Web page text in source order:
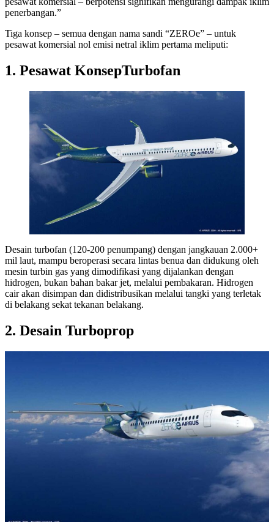
penerbangan.”
Tiga konsep – semua dengan nama sandi “ZEROe” – untuk
pesawat komersial nol emisi netral iklim pertama meliputi:
1. Pesawat KonsepTurbofan
Desain turbofan (120-200 penumpang) dengan jangkauan 2.000+
mil laut, mampu beroperasi secara lintas benua dan didukung oleh
mesin turbin gas yang dimodifikasi yang dijalankan dengan
hidrogen, bukan bahan bakar jet, melalui pembakaran. Hidrogen
cair akan disimpan dan didistribusikan melalui tangki yang terletak
di belakang sekat tekanan belakang.
2. Desain Turboprop